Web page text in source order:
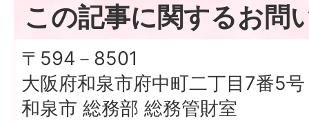
この記事に関するお問
〒594－8501
大阪府和泉市府中町二丁目7番5号
和泉市 総務部 総務管財室